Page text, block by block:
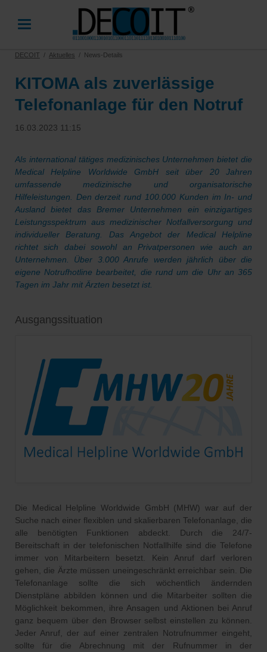
DECOIT Aktuelles News-Details
KITOMA als zuverlässige
Telefonanlage für den Notruf
16.03.2023 11:15
Als international tätiges medizinisches Unternehmen bietet die
Medical Helpline Worldwide GmbH seit über 20 Jahren
umfassende medizinische und organisatorische
Hilfeleistungen. Den derzeit rund 100.000 Kunden im In- und
Ausland bietet das Bremer Unternehmen ein einzigartiges
Leistungsspektrum aus medizinischer Notfallversorgung und
individueller Beratung. Das Angebot der Medical Helpline
richtet sich dabei sowohl an Privatpersonen wie auch an
Unternehmen. Über 3.000 Anrufe werden jährlich über die
eigene Notrufhotline bearbeitet, die rund um die Uhr an 365
Tagen im Jahr mit Ärzten besetzt ist.
Ausgangssituation
Die Medical Helpline Worldwide GmbH (MHW) war auf der
Suche nach einer flexiblen und skalierbaren Telefonanlage, die
alle benötigten Funktionen abdeckt. Durch die 24/7-
Bereitschaft in der telefonischen Notfallhilfe sind die Telefone
immer von Mitarbeitern besetzt. Kein Anruf darf verloren
gehen, die Ärzte müssen uneingeschränkt erreichbar sein. Die
Telefonanlage sollte die sich wöchentlich ändernden
Dienstpläne abbilden können und die Mitarbeiter sollten die
Möglichkeit bekommen, ihre Ansagen und Aktionen bei Anruf
ganz bequem über den Browser selbst einstellen zu können.
Jeder Anruf, der auf einer zentralen Notrufnummer eingeht,
sollte für die Abrechnung mit der Rufnummer in der